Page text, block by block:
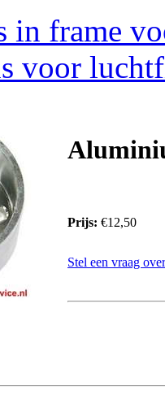
in frame
voor
Prijs: €12,50
Stel een vraag